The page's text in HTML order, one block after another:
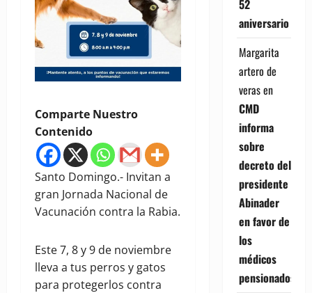
Comparte Nuestro
Contenido
Santo Domingo.- Invitan a
gran Jornada Nacional de
Vacunación contra la Rabia.
Este 7, 8 y 9 de noviembre
lleva a tus perros y gatos
para protegerlos contra
52
aniversario
Margarita
artero de
verasen
CMD
informa
sobre
decreto del
presidente
Abinader
en favor de
los
médicos
pensionados